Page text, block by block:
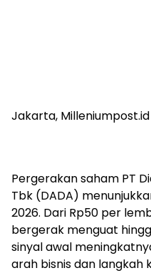
Jakarta, Milleniumpost.id
Pergerakan saham PT
Tbk (DADA)
2026. Dari Rp50 per
bergerak menguat
sinyal awal
arah bisnis dan langkah